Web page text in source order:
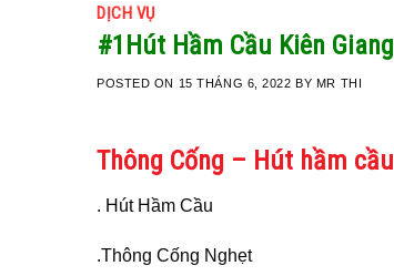
DỊCH VỤ
#1Hút Hầm Cầu Kiên
POSTED ON 15 THÁNG 6, 2022 BY MR THI
Thông Cống – Hút hầm
. Hút Hầm Cầu
.Thông Cống Nghẹt